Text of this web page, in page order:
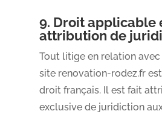
9. Droit applicable
attribution de
Tout litige en relation avec
site renovation-rodez.fr
droit français. Il est fait
exclusive de juridiction